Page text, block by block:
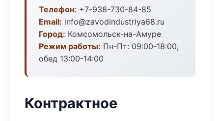
Телефон: +7-938-730-84-85
Email: info@zavodindustriya68.ru
Город: Комсомольск-на-Амуре
Режим работы: Пн-Пт: 09:00-18:00,
обед 13:00-14:00
Контрактное